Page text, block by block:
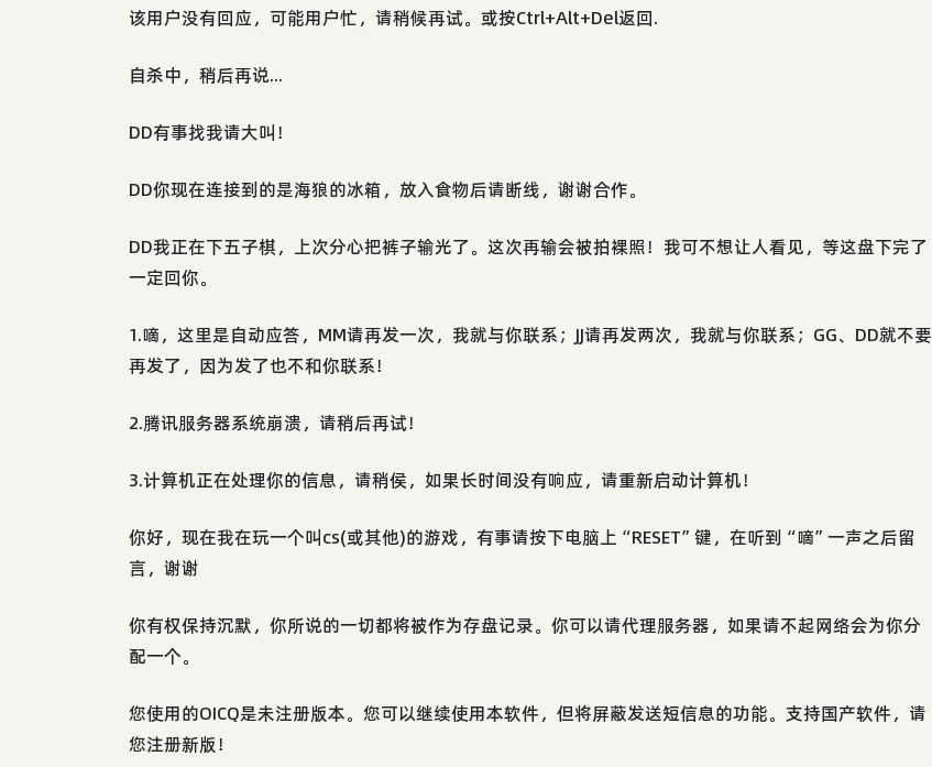
该用户没有回应，可能用户忙，请稍候再试。或按Ctrl+Alt+Del返回.
自杀中，稍后再说...
DD有事找我请大叫！
DD你现在连接到的是海狼的冰箱，放入食物后请断线，谢谢合作。
DD我正在下五子棋，上次分心把裤子输光了。这次再输会被拍裸照！我可不想让人看见，等这盘下完了
一定回你。
1.嘀，这里是自动应答，MM请再发一次，我就与你联系；JJ请再发两次，我就与你联系；GG、DD就不要
再发了，因为发了也不和你联系！
2.腾讯服务器系统崩溃，请稍后再试！
3.计算机正在处理你的信息，请稍侯，如果长时间没有响应，请重新启动计算机！
你好，现在我在玩一个叫cs(或其他)的游戏，有事请按下电脑上“RESET”键，在听到“嘀”一声之后留
言，谢谢
你有权保持沉默，你所说的一切都将被作为存盘记录。你可以请代理服务器，如果请不起网络会为你分
配一个。
您使用的OICQ是未注册版本。您可以继续使用本软件，但将屏蔽发送短信息的功能。支持国产软件，请
您注册新版！